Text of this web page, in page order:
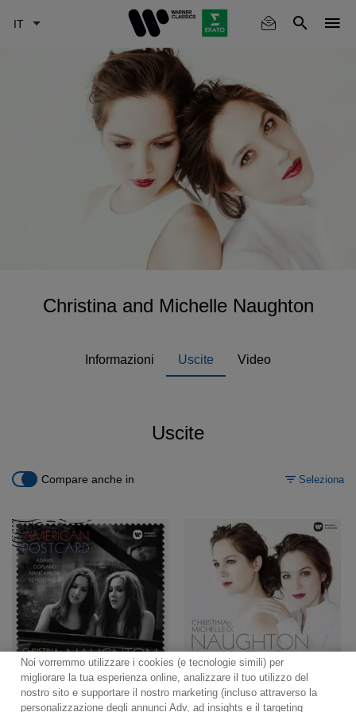
Christina and Michelle Naughton
Informazioni Uscite Video
Uscite
Compare anche in Seleziona
Noi vorremmo utilizzare i cookies (e tecnologie simili) per
migliorare la tua esperienza online, analizzare il tuo utilizzo del
nostro sito e supportare il nostro marketing (incluso attraverso la
personalizzazione degli annunci Adv, ad insights e il targeting